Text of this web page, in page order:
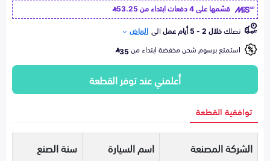
قسّمها على 4 دفعات ابتداء من
53.25
تصلكخلال 2 - 5 أيام عمل الى الرياض
استمتع برسوم شحن مخفضة ابتداء من35
أعلمني عند توفر القطعة
توافقية القطعة
الشركة المصنعة اسم السيارة
سنة الصنع